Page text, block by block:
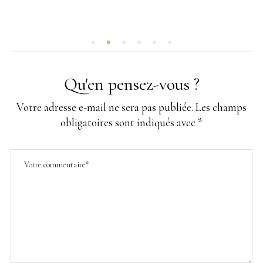
Qu'en pensez-vous ?
Votre adresse e-mail ne sera pas publiée. Les champs
obligatoires sont indiqués avec *